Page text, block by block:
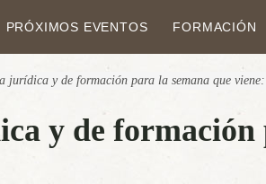
PRÓXIMOS EVENTOS FORMACIÓN
jurídica y de formación para la semana que
y de formación